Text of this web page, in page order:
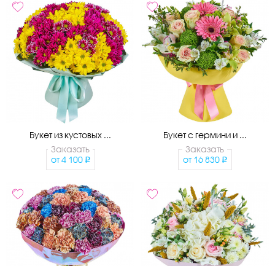
Букет из кустовых ...
Заказать
от 4 100
Букет с гермини и ...
Заказать
от 16 830